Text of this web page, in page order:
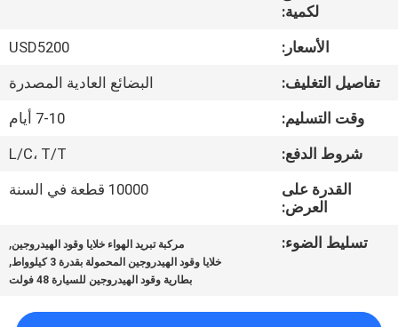
مراقبة
الجودة
اتصل
أخبار
القضايا
لكمية:
الأسعار:
USD5200
تفاصيل التغليف:
البضائع العادية المصدرة
وقت التسليم:
7-10 أيام
شروط الدفع:
L/C، T/T
القدرة على
العرض:
10000 قطعة في السنة
تسليط الضوء: مركبة تبريد الهواء خلايا وقود الهيدروجين,
خلايا وقود الهيدروجين المحمولة بقدرة 3 كيلوواط ,
بطارية وقود الهيدروجين للسيارة 48 فولت